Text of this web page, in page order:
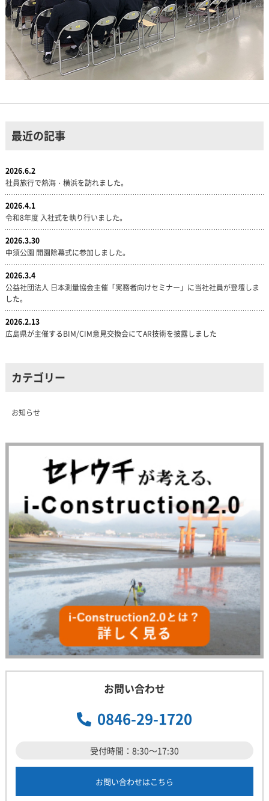
最近の記事
2026.6.2
社員旅行で熱海・横浜を訪れました。
2026.4.1
令和8年度 入社式を執り行いました。
2026.3.30
中須公園 開園除幕式に参加しました。
2026.3.4
公益社団法人 日本測量協会主催「実務者向けセミナー」に当社社員が登壇しま
した。
2026.2.13
広島県が主催するBIM/CIM意見交換会にてAR技術を披露しました
カテゴリー
お知らせ
お問い合わせ
0846-29-1720
受付時間：8:30～17:30
お問い合わせはこちら